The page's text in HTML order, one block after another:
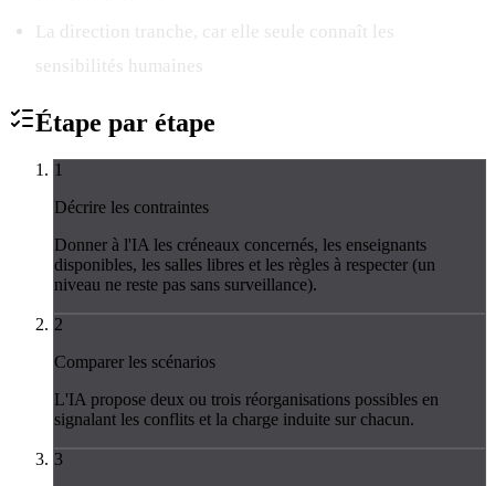
La direction tranche, car elle seule connaît les
sensibilités humaines
Étape par étape
1
Décrire les contraintes
Donner à l'IA les créneaux concernés, les enseignants
disponibles, les salles libres et les règles à respecter (un
niveau ne reste pas sans surveillance).
2
Comparer les scénarios
L'IA propose deux ou trois réorganisations possibles en
signalant les conflits et la charge induite sur chacun.
3